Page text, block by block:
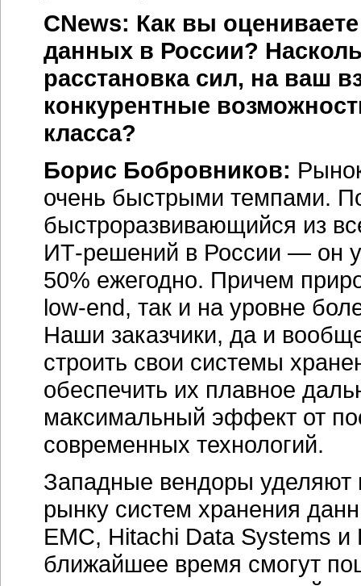
CNews: Как вы
данных в России?
расстановка сил, на ваш
конкурентные
класса?
Борис Бобровников:
очень быстрыми темпами.
быстроразвивающийся из
ИТ-решений в России — он
50% ежегодно. Причем
low-end, так и на уровне
Наши заказчики, да и
строить свои системы
обеспечить их плавное
максимальный эффект от
современных технологий.
Западные вендоры уделяют
рынку систем хранения
EMC, Hitachi Data Systems и
ближайшее время смогут